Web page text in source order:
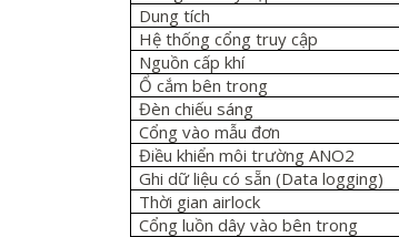
Dung tích
Hệ thống cổng truy cập
Nguồn cấp khí
Ổ cắm bên trong
Đèn chiếu sáng
Cổng vào mẫu đơn
Điều khiển môi trường ANO2
Ghi dữ liệu có sẵn (Data logging)
Thời gianairlock
Cổng luồn dây vào bên trong